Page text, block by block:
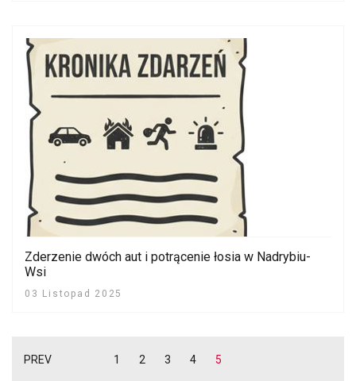
Zderzenie dwóch aut i potrącenie łosia w Nadrybiu-
Wsi
03 Listopad 2025
PREV 1 2 3 4 5